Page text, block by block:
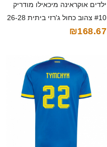
ילדים אוקראינה מיכאילו מודריק
#10 צהוב כחול ג'רזי ביתית 26-28
חולצה קצרה
₪168.67